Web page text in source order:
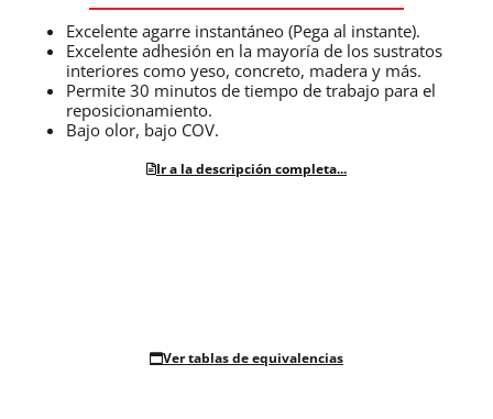
Excelente agarre instantáneo (Pega al instante).
Excelente adhesión en la mayoría de los sustratos
interiores como yeso, concreto, madera y más.
Permite 30 minutos de tiempo de trabajo para el
reposicionamiento.
Bajo olor, bajo COV.
Ir a la descripción completa...
Ver tablas de equivalencias